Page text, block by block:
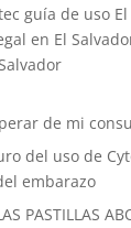
guía de uso
en El
de mi
del uso de
embarazo
PASTILLAS